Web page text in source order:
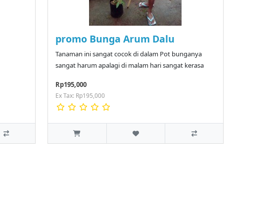
promo Bunga Arum Dalu
Tanaman ini sangat cocok di dalam Pot bunganya
sangat harum apalagi di malam hari sangat kerasa
Rp195,000
Ex Tax: Rp195,000